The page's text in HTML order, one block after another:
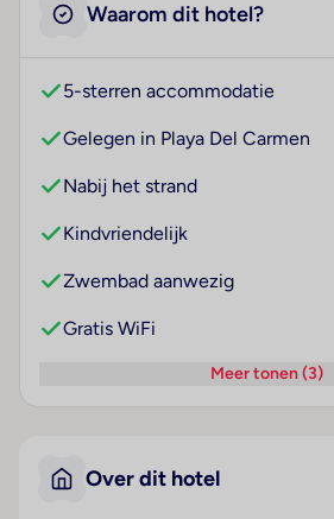
Waarom dit hotel?
5-sterren accommodatie
Gelegen in Playa Del Carmen
Nabij het strand
Kindvriendelijk
Zwembad aanwezig
Gratis WiFi
Meer tonen (3)
Over dit hotel